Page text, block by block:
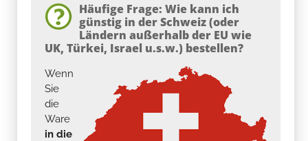
Häufige Frage: Wie kann ich
günstig in der Schweiz (oder
Ländern außerhalb der EU wie
UK, Türkei, Israel u.s.w.) bestellen?
Wenn
Sie
die
Ware
in die